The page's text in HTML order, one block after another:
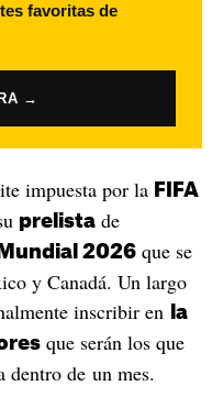
favoritas de
→
impuesta por la FIFA
prelistade
Mundial 2026que se
y Canadá. Un largo
inscribir en
la
que serán los que
dentro de un mes.